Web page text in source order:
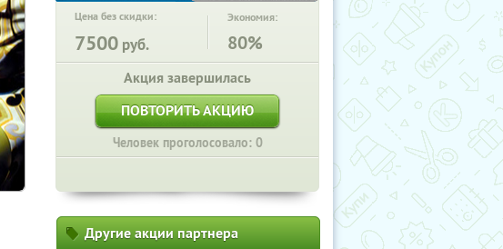
Цена без скидки:
7500 руб.
Экономия:
80%
Акция завершилась
ПОВТОРИТЬ АКЦИЮ
Человек проголосовало: 0
Другие акции партнера